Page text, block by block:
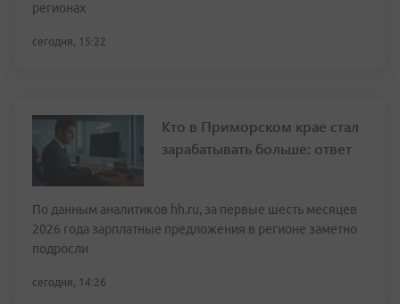
регионах
сегодня, 15:22
Кто в Приморском крае стал
зарабатывать больше: ответ
По данным аналитиков hh.ru, за первые шесть месяцев
2026 года зарплатные предложения в регионе заметно
подросли
сегодня, 14:26